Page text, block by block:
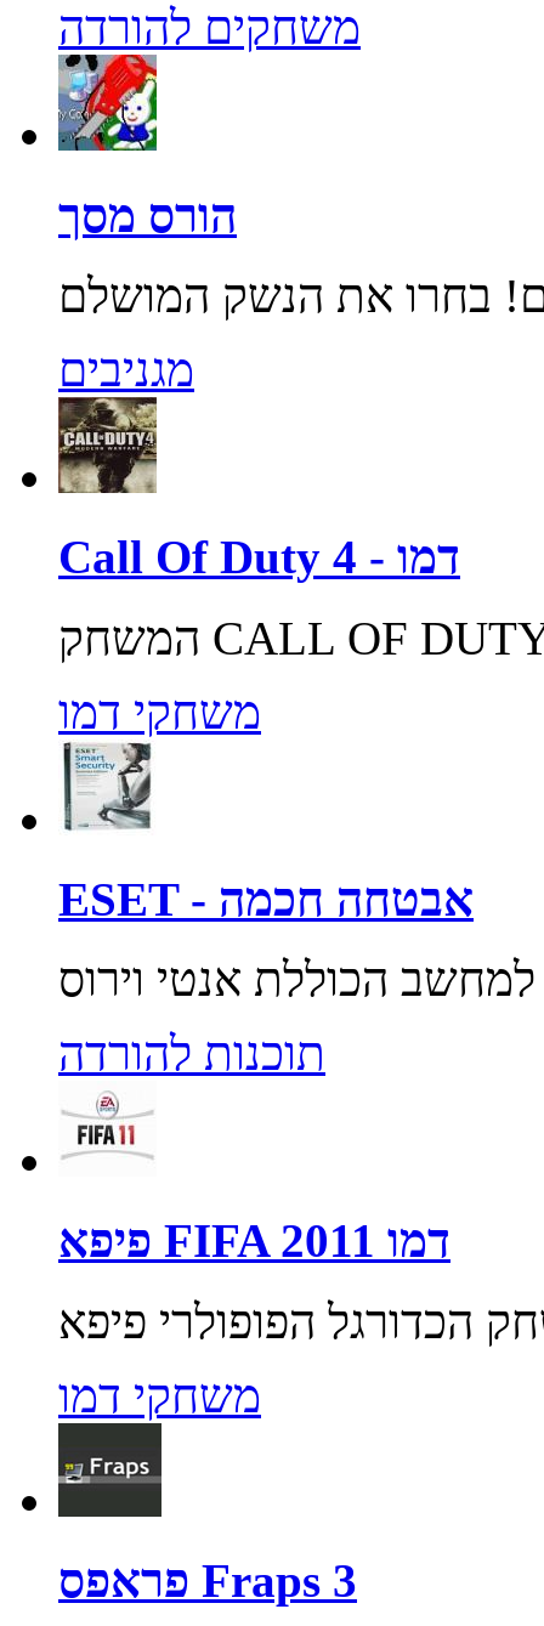
משחקים להורדה
הורס מסך
מגניבים
Call Of Duty 4 - דמו
משחקי דמו
ESET - אבטחה חכמה
תוכנות להורדה
פיפא FIFA 2011 דמו
משחקי דמו
פראפס Fraps 3